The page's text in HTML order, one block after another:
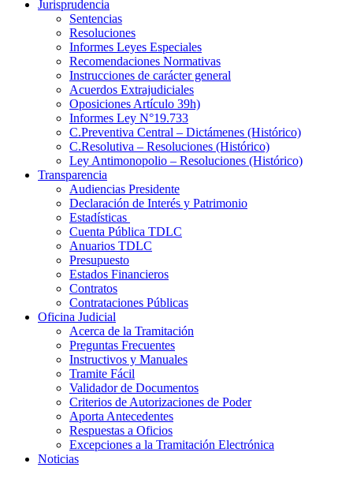
Jurisprudencia
Sentencias
Resoluciones
Informes Leyes Especiales
Recomendaciones Normativas
Instrucciones de carácter general
Acuerdos Extrajudiciales
Oposiciones Artículo 39h)
Informes Ley N°19.733
C.Preventiva Central – Dictámenes (Histórico)
C.Resolutiva – Resoluciones (Histórico)
Ley Antimonopolio – Resoluciones (Histórico)
Transparencia
Audiencias Presidente
Declaración de Interés y Patrimonio
Estadísticas
Cuenta Pública TDLC
Anuarios TDLC
Presupuesto
Estados Financieros
Contratos
Contrataciones Públicas
Oficina Judicial
Acerca de la Tramitación
Preguntas Frecuentes
Instructivos y Manuales
Tramite Fácil
Validador de Documentos
Criterios de Autorizaciones de Poder
Aporta Antecedentes
Respuestas a Oficios
Excepciones a la Tramitación Electrónica
Noticias